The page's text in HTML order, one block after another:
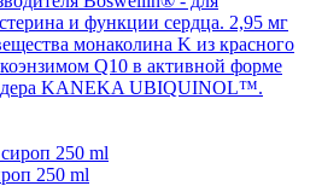
и функции сердца. 2,95 мг
монаколина K из красного
Q10 в активной форме
KANEKA UBIQUINOL™.
250 ml